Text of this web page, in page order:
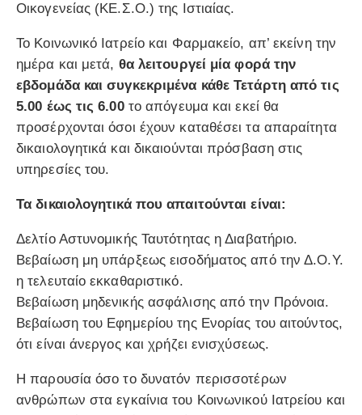
Οικογενείας (ΚΕ.Σ.Ο.) της Ιστιαίας.
Το Κοινωνικό Ιατρείο και Φαρμακείο, απ’ εκείνη την
ημέρα και μετά, θα λειτουργεί μία φορά την
εβδομάδα και συγκεκριμένα κάθε Τετάρτη από τις
5.00 έως τις 6.00 το απόγευμα και εκεί θα
προσέρχονται όσοι έχουν καταθέσει τα απαραίτητα
δικαιολογητικά και δικαιούνται πρόσβαση στις
υπηρεσίες του.
Τα δικαιολογητικά που απαιτούνται είναι:
Δελτίο Αστυνομικής Ταυτότητας η Διαβατήριο.
Βεβαίωση μη υπάρξεως εισοδήματος από την Δ.Ο.Υ.
η τελευταίο εκκαθαριστικό.
Βεβαίωση μηδενικής ασφάλισης από την Πρόνοια.
Βεβαίωση του Εφημερίου της Ενορίας του αιτούντος,
ότι είναι άνεργος και χρήζει ενισχύσεως.
Η παρουσία όσο το δυνατόν περισσοτέρων
ανθρώπων στα εγκαίνια του Κοινωνικού Ιατρείου και